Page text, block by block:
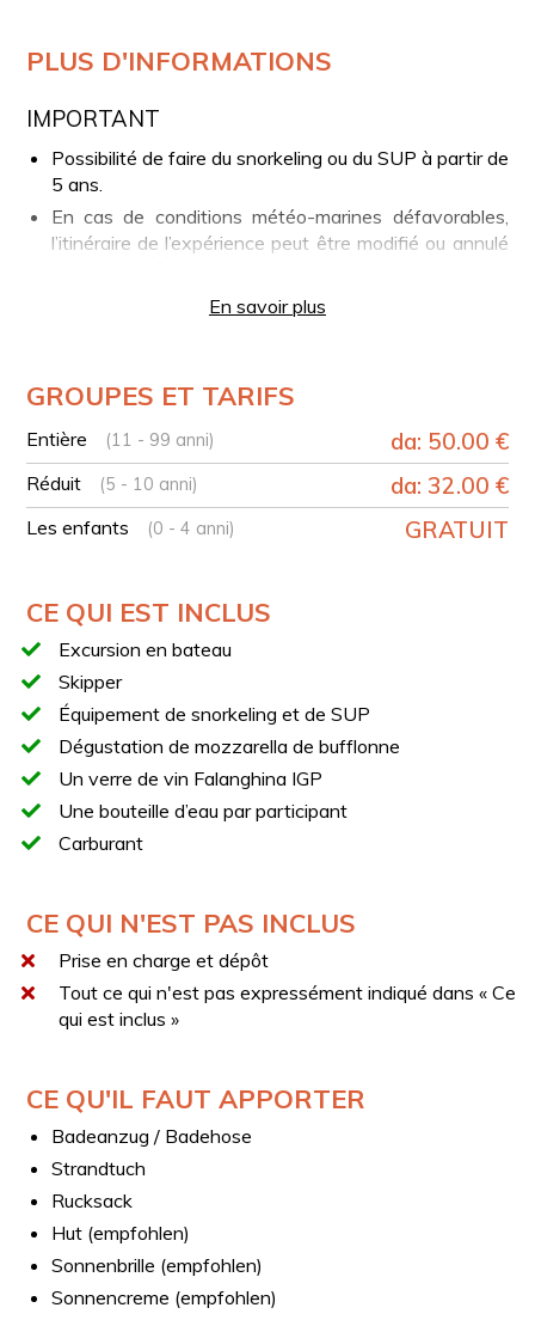
PLUS D'INFORMATIONS
IMPORTANT
Possibilité de faire du snorkeling ou du SUP à partir de
5 ans.
En cas de conditions météo-marines défavorables,
l’itinéraire de l’expérience peut être modifié ou annulé
Pour les participants intolérants au lactose, un
Il est possible d’apporter à bord des équipements pour
enfants tels que sièges auto, poussettes pliables ou
autres accessoires.
Pour les langues allemande et française, du matériel
imprimé sera fourni avec des explications sur les sites
Départ du port d’Agropoli
Excursion en bateau le long de la côte du Cilento
Vue sur le centre historique d’Agropoli et le château
angevin-aragonais
Navigation vers la grotte de l’Éléphant
Navigation vers la baie du Lido Azzurro
Visite de la promenade San Marco
Vue sur la baie de San Francesco d’Assisi
Arrêt baignade dans la baie du Saùco
Possibilité de faire du snorkeling ou du SUP pendant
les arrêts
Dégustation de mozzarella de bufflonne
Gozzo en fibre de verre
Largeur : 2,5 m
Douche
APÉRITIF
En savoir plus
GROUPES ET TARIFS
Entière (11 - 99 anni) da: 50.00 €
Réduit (5 - 10 anni) da: 32.00 €
Les enfants (0 - 4 anni) GRATUIT
CE QUI EST INCLUS
Excursion en bateau
Skipper
Équipement de snorkeling et de SUP
Dégustation de mozzarella de bufflonne
Un verre de vin Falanghina IGP
Une bouteille d’eau par participant
Carburant
CE QUI N'EST PAS INCLUS
Prise en charge et dépôt
Tout ce qui n'est pas expressément indiqué dans « Ce
qui est inclus »
CE QU'IL FAUT APPORTER
Badeanzug / Badehose
Strandtuch
Rucksack
Hut (empfohlen)
Sonnenbrille (empfohlen)
Sonnencreme (empfohlen)